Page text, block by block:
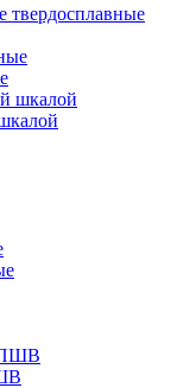
твердосплавные